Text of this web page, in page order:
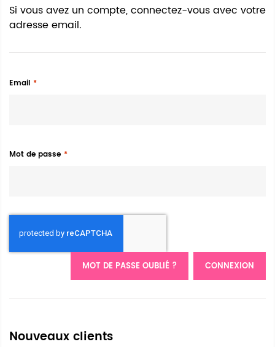
Si vous avez un compte, connectez-vous avec votre
adresse email.
Email
Mot de passe
CONNEXION
MOT DE PASSE OUBLIÉ ?
Nouveaux clients